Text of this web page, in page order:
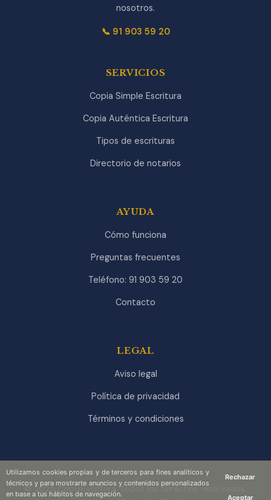
Utilizamos cookies propias y de terceros para fines analíticos y
técnicos y para mostrarte anuncios y contenidos personalizados
en base a tus hábitos de navegación.
Rechazar
Aceptar
nosotros.
📞 91 903 59 20
SERVICIOS
Copia Simple Escritura
Copia Auténtica Escritura
Tipos de escrituras
Directorio de notarios
AYUDA
Cómo funciona
Preguntas frecuentes
Teléfono: 91 903 59 20
Contacto
LEGAL
Aviso legal
Política de privacidad
Términos y condiciones
© 2025 CopiaEscritura. Todos los derechos reservados.